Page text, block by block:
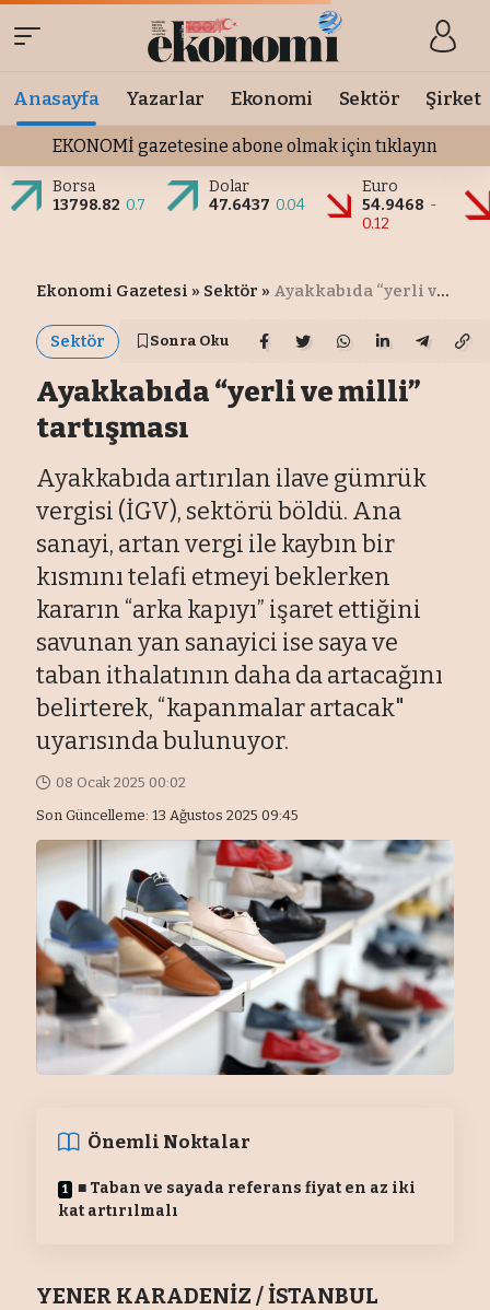
Anasayfa Yazarlar Ekonomi Sektör Şirket
EKONOMİ gazetesine abone olmak için tıklayın
Borsa
13798.82 0.7
Dolar
47.6437 0.04
Euro
54.9468 -
0.12
Ekonomi Gazetesi » Sektör » Ayakkabıda “yerli ve milli” tartışması
Sektör Sonra Oku
Ayakkabıda “yerli ve milli”
tartışması
Ayakkabıda artırılan ilave gümrük
vergisi (İGV), sektörü böldü. Ana
sanayi, artan vergi ile kaybın bir
kısmını telafi etmeyi beklerken
kararın “arka kapıyı” işaret ettiğini
savunan yan sanayici ise saya ve
taban ithalatının daha da artacağını
belirterek, “kapanmalar artacak"
uyarısında bulunuyor.
Son Güncelleme: 13 Ağustos 2025 09:45
08 Ocak 2025 00:02
Önemli Noktalar
■ Taban ve sayada referans fiyat en az iki
kat artırılmalı
YENER KARADENİZ / İSTANBUL